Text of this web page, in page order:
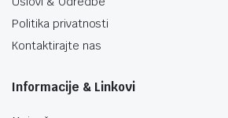
Politika privatnosti
Kontaktirajte nas
Informacije & Linkovi